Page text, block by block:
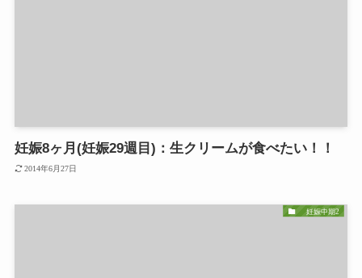
妊娠8ヶ月(妊娠29週目)：生クリームが食べたい！！
2014年6月27日
妊娠中期2